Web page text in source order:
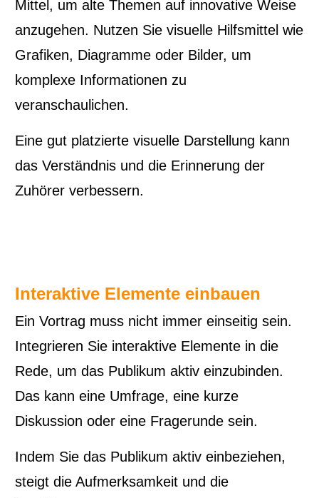
Mittel, um alte Themen auf innovative Weise
anzugehen. Nutzen Sie visuelle Hilfsmittel wie
Grafiken, Diagramme oder Bilder, um
komplexe Informationen zu
veranschaulichen.
Eine gut platzierte visuelle Darstellung kann
das Verständnis und die Erinnerung der
Zuhörer verbessern.
Interaktive Elemente einbauen
Ein Vortrag muss nicht immer einseitig sein.
Integrieren Sie interaktive Elemente in die
Rede, um das Publikum aktiv einzubinden.
Das kann eine Umfrage, eine kurze
Diskussion oder eine Fragerunde sein.
Indem Sie das Publikum aktiv einbeziehen,
steigt die Aufmerksamkeit und die